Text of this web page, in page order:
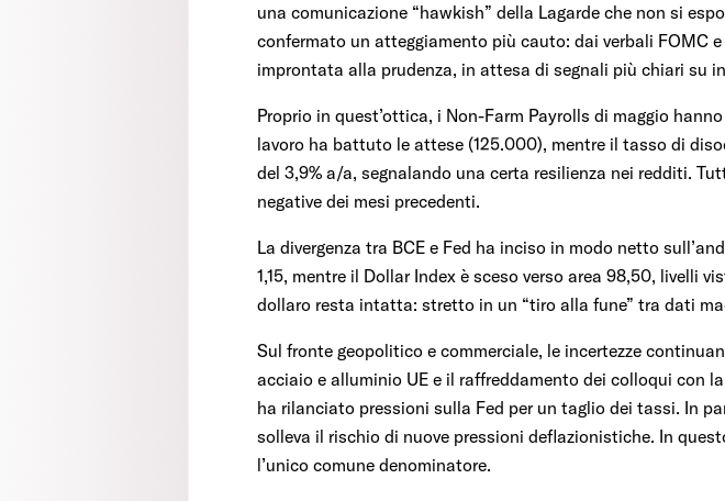
una comunicazione “hawkish” della Lagarde che non si
confermato un atteggiamento più cauto: dai verbali FOMC
improntata alla prudenza, in attesa di segnali più chiari su
Proprio in quest’ottica, i Non-Farm Payrolls di maggio
lavoro ha battuto le attese (125.000), mentre il tasso di
del 3,9% a/a, segnalando una certa resilienza nei redditi.
negative dei mesi precedenti.
La divergenza tra BCE e Fed ha inciso in modo netto
1,15, mentre il Dollar Index è sceso verso area 98,50, livelli
dollaro resta intatta: stretto in un “tiro alla fune” tra dati
Sul fronte geopolitico e commerciale, le incertezze
acciaio e alluminio UE e il raffreddamento dei colloqui con
ha rilanciato pressioni sulla Fed per un taglio dei tassi. In
solleva il rischio di nuove pressioni deflazionistiche. In
l’unico comune denominatore.